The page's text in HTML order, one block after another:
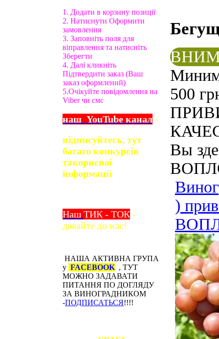
1. Додати в корзину позиції
2. Натиснути Оформити
замовлення
3. Заповніть поля для
віправлення та натисніть
Зберегти
4. Далі кликніть
Підтвердити заказ (Ваш
заказ оформлений)
5.Очікуйте повідомлення на
Viber чи смс
наш YouTube канал -
підписуйтесь, тут
багато конкурсів
такорисної
їнформації
Наш ТИК - ТОК -
давайте до нас!
НАША АКТИВНА ГРУПА
у FACEBOOK, ТУТ
МОЖНО ЗАДАВАТИ
ПИТАННЯ ПО ДОГЛЯДУ
ЗА ВИНОГРАДНИКОМ
-ПОДПИСАТЬСЯ!!!!
500
Вы
)